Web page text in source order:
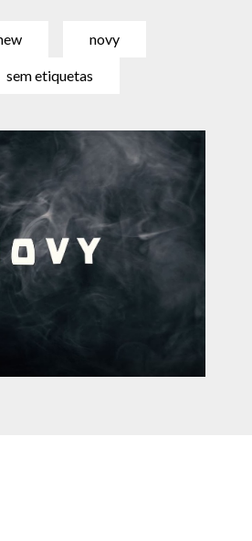
novy
sem etiquetas